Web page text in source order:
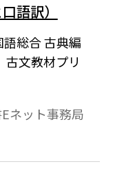
語訳）
総合 古典編
古文教材プリ
ネット事務局